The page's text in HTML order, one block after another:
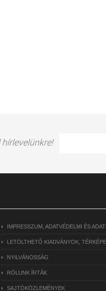
IMPRESSZUM, ADATVÉDELMI ÉS
LETÖLTHETŐ KIADVÁNYOK,
NYILVÁNOSSÁG
RÓLUNK ÍRTÁK
SAJTÓKÖZLEMÉNYEK